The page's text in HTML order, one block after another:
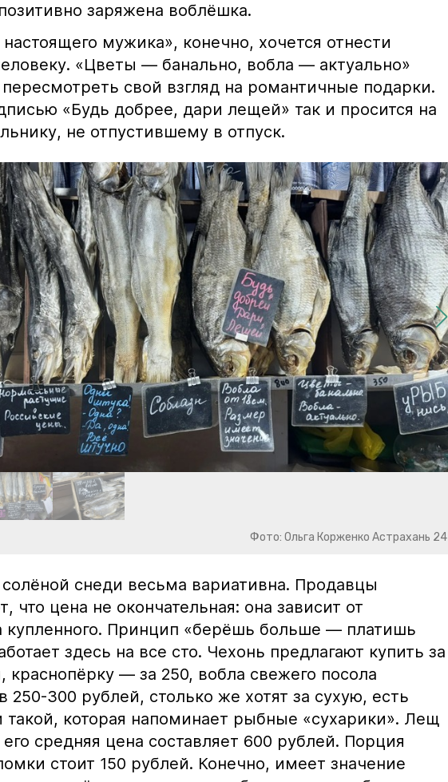
заряжена воблёшка.
мужика», конечно, хочется отнести
«Цветы — банально, вобла — актуально»
пересмотреть свой взгляд на романтичные подарки.
«Будь добрее, дари лещей» так и просится на
не отпустившему в отпуск.
Фото: Ольга Корженко Астрахань 24
снеди весьма вариативна. Продавцы
что цена не окончательная: она зависит от
купленного. Принцип «берёшь больше — платишь
здесь на все сто. Чехонь предлагают купить за
краснопёрку — за 250, вобла свежего посола
250-300 рублей, столько же хотят за сухую, есть
такой, которая напоминает рыбные «сухарики». Лещ
средняя цена составляет 600 рублей. Порция
стоит 150 рублей. Конечно, имеет значение